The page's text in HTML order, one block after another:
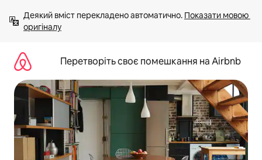
вмісту
Деякий вміст перекладено автоматично. Показати мовою
оригіналу
Перетворіть своє помешкання на Airbnb